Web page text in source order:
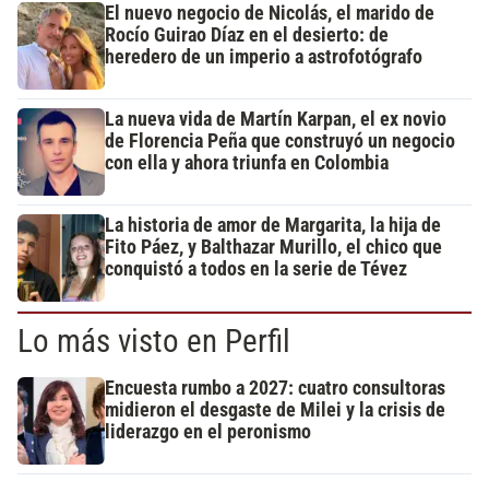
El nuevo negocio de Nicolás, el marido de
Rocío Guirao Díaz en el desierto: de
heredero de un imperio a astrofotógrafo
La nueva vida de Martín Karpan, el ex novio
de Florencia Peña que construyó un negocio
con ella y ahora triunfa en Colombia
La historia de amor de Margarita, la hija de
Fito Páez, y Balthazar Murillo, el chico que
conquistó a todos en la serie de Tévez
Lo más visto en Perfil
Encuesta rumbo a 2027: cuatro consultoras
midieron el desgaste de Milei y la crisis de
liderazgo en el peronismo